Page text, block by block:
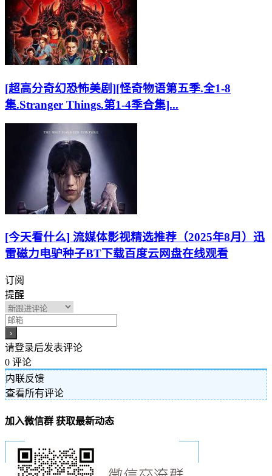
[超高分奇幻恐怖美剧][怪奇物语第五季.全1-8
集.Stranger Things.第1-4季合集]...
[今天看什么] 流媒体影视精选推荐（2025年8月）迅
雷磁力电驴种子BT下载百度云网盘在线观看
订阅
提醒
请登录后发表评论
0 评论
内联反馈
查看所有评论
加入微信群 获取最新动态